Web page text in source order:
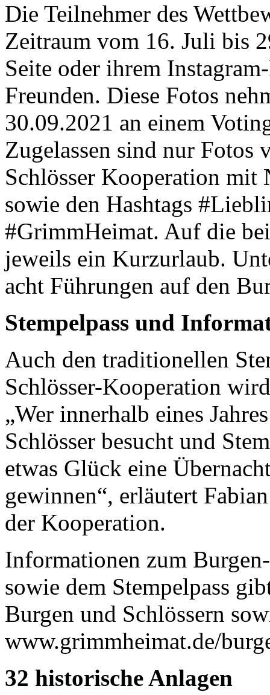
Die Teilnehmer des
Zeitraum vom 16. Juli bis
Seite oder ihrem
Freunden. Diese Fotos
30.09.2021 an einem
Zugelassen sind nur
Schlösser Kooperation mit
sowie den Hashtags
#GrimmHeimat. Auf die
jeweils ein Kurzurlaub.
acht Führungen auf den
Stempelpass und
Auch den traditionellen
Schlösser-Kooperation
„Wer innerhalb eines
Schlösser besucht und
etwas Glück eine
gewinnen“, erläutert
der Kooperation.
Informationen zum
sowie dem Stempelpass
Burgen und Schlössern
www.grimmheimat.de/
32 historische Anlagen